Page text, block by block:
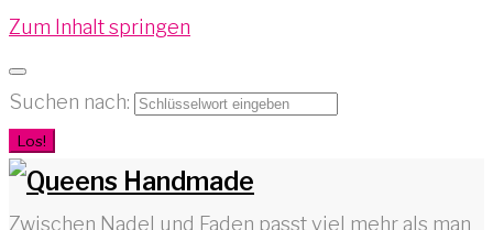
Zum Inhalt springen
Suchen nach:
Los!
Zwischen Nadel und Faden passt viel mehr als man